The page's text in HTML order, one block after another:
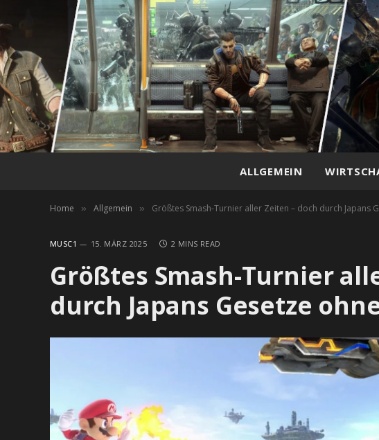
ALLGEMEIN
Home » Allgemein » Größtes Smash-Turnier aller Zeiten – doch durch Japans
MUSC1 15. MÄRZ 2025 2 MINS READ
Größtes Smash-Turnier
durch Japans Gesetze